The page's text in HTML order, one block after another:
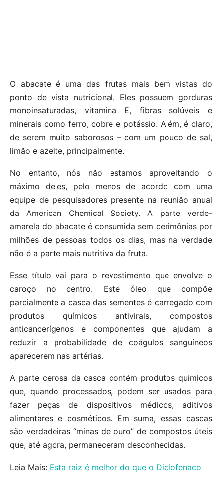
O abacate é uma das frutas mais bem vistas do
ponto de vista nutricional. Eles possuem gorduras
monoinsaturadas, vitamina E, fibras solúveis e
minerais como ferro, cobre e potássio. Além, é claro,
de serem muito saborosos – com um pouco de sal,
limão e azeite, principalmente.
No entanto, nós não estamos aproveitando o
máximo deles, pelo menos de acordo com uma
equipe de pesquisadores presente na reunião anual
da American Chemical Society. A parte verde-
amarela do abacate é consumida sem cerimônias por
milhões de pessoas todos os dias, mas na verdade
não é a parte mais nutritiva da fruta.
Esse título vai para o revestimento que envolve o
caroço no centro. Este óleo que compõe
parcialmente a casca das sementes é carregado com
produtos químicos antivirais, compostos
anticancerígenos e componentes que ajudam a
reduzir a probabilidade de coágulos sanguíneos
aparecerem nas artérias.
A parte cerosa da casca contém produtos químicos
que, quando processados, podem ser usados ​​para
fazer peças de dispositivos médicos, aditivos
alimentares e cosméticos. Em suma, essas cascas
são verdadeiras “minas de ouro” de compostos úteis
que, até agora, permaneceram desconhecidas.
Leia Mais: Esta raiz é melhor do que o Diclofenaco